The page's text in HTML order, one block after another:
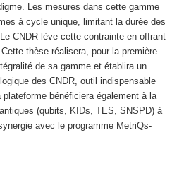
Les mesures dans cette gamme
à cycle unique, limitant la durée des
CNDR lève cette contrainte en offrant
thèse réalisera, pour la première
de sa gamme et établira un
des CNDR, outil indispensable
bénéficiera également à la
(qubits, KIDs, TES, SNSPD) à
avec le programme MetriQs-